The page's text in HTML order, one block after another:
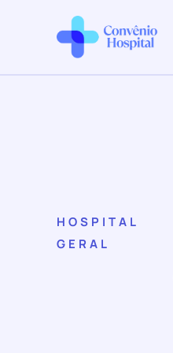
HOSPITAL
GERAL